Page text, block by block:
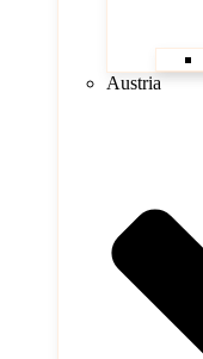
Austria